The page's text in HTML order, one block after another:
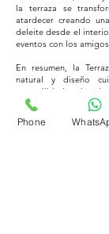
la terraza se
atardecer creando
deleite desde el
eventos con los
En resumen, la
natural y diseño
tranquilidad y la
espacio que invita
máxima expresión.
Phone